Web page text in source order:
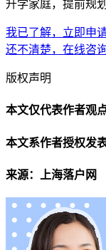
升学家庭，提前规
我已了解，立即申
还不清楚，在线咨
版权声明
本文仅代表作者观
本文系作者授权发
来源：上海落户网